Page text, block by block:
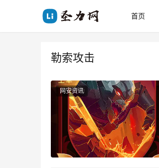
首页
勒索攻击
网安资讯